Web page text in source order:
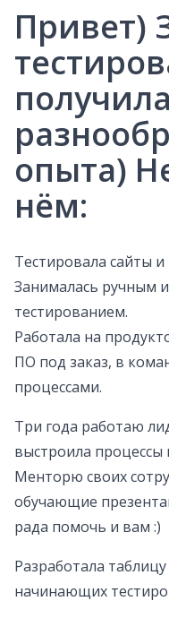
Привет)
опыта)
нём:
Тестировала сайты
Занималась ручным
тестированием.
Работала на
ПО под заказ, в
процессами.
Три года работаю
выстроила процессы
Менторю своих
обучающие
рада помочь и вам :)
Разработала
начинающих